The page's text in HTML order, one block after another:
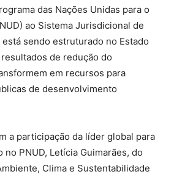
das Nações Unidas para o
ao Sistema Jurisdicional de
está sendo estruturado no Estado
de redução do
em recursos para
de desenvolvimento
a participação da líder global para
no PNUD, Letícia Guimarães, do
Clima e Sustentabilidade